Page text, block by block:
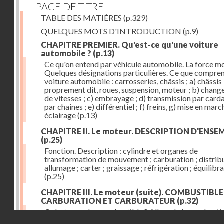
PAGE DE TITRE
TABLE DES MATIÈRES (p.329)
QUELQUES MOTS D'INTRODUCTION (p.9)
CHAPITRE PREMIER. Qu'est-ce qu'une voiture
automobile ? (p.13)
Ce qu'on entend par véhicule automobile. La force
Quelques désignations particulières. Ce que
voiture automobile : carrosseries, châssis ; a) châssis
proprement dit, roues, suspension, moteur ; b)
de vitesses ; c) embrayage ; d) transmission par
par chaînes ; e) différentiel ; f) freins, g) mise en
éclairage(p.13)
CHAPITRE II. Le moteur. DESCRIPTION
(p.25)
Fonction. Description : cylindre et organes de
transformation de mouvement ; carburation ;
allumage ; carter ; graissage ; réfrigération ;
(p.25)
CHAPITRE III. Le moteur (suite).
CARBURATION ET CARBURATEUR (p.32)
Qu'est-ce qu'un combustible ? Allure de la